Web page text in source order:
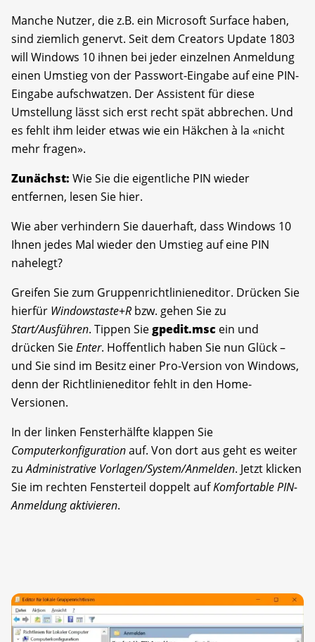
Manche Nutzer, die z.B. ein Microsoft Surface haben,
sind ziemlich genervt. Seit dem Creators Update 1803
will Windows 10 ihnen bei jeder einzelnen Anmeldung
einen Umstieg von der Passwort-Eingabe auf eine PIN-
Eingabe aufschwatzen. Der Assistent für diese
Umstellung lässt sich erst recht spät abbrechen. Und
es fehlt ihm leider etwas wie ein Häkchen à la «nicht
mehr fragen».
Zunächst: Wie Sie die eigentliche PIN wieder
entfernen, lesen Sie hier.
Wie aber verhindern Sie dauerhaft, dass Windows 10
Ihnen jedes Mal wieder den Umstieg auf eine PIN
nahelegt?
Greifen Sie zum Gruppenrichtlinieneditor. Drücken Sie
hierfür Windowstaste+R bzw. gehen Sie zu
Start/Ausführen. Tippen Siegpedit.msc ein und
drücken SieEnter. Hoffentlich haben Sie nun Glück –
und Sie sind im Besitz einer Pro-Version von Windows,
denn der Richtlinieneditor fehlt in den Home-
Versionen.
In der linken Fensterhälfte klappen Sie
Computerkonfigurationauf. Von dort aus geht es weiter
zuAdministrative Vorlagen/System/Anmelden. Jetzt klicken
Sie im rechten Fensterteil doppelt aufKomfortable PIN-
Anmeldung aktivieren.